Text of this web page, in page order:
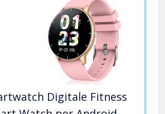
Digitale Fitness